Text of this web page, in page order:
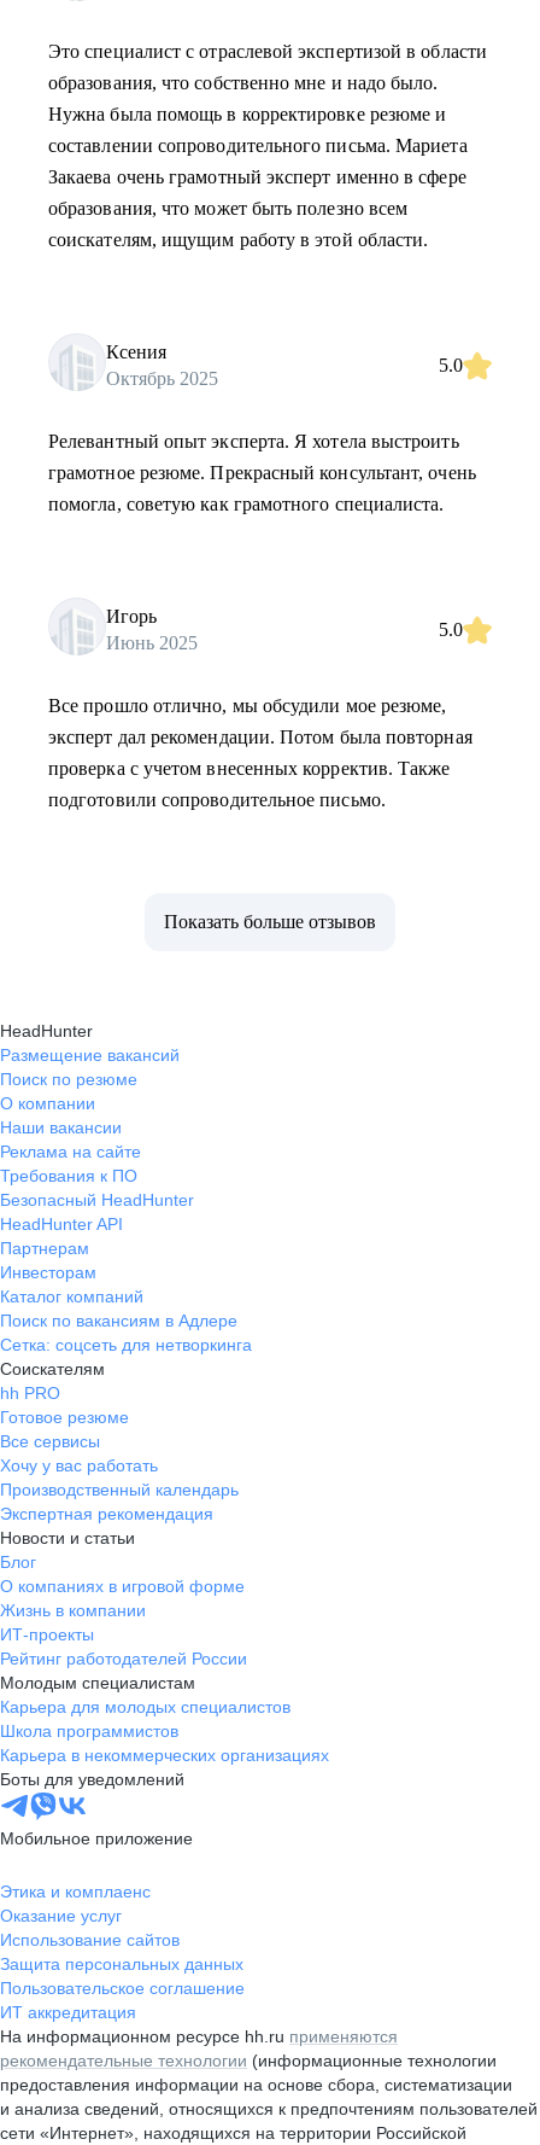
Это специалист с отраслевой экспертизой в области
образования, что собственно мне и надо было.
Нужна была помощь в корректировке резюме и
составлении сопроводительного письма. Мариета
Закаева очень грамотный эксперт именно в сфере
образования, что может быть полезно всем
соискателям, ищущим работу в этой области.
Ксения
Октябрь 2025
5.0
Релевантный опыт эксперта. Я хотела выстроить
грамотное резюме. Прекрасный консультант, очень
помогла, советую как грамотного специалиста.
Игорь
Июнь 2025
5.0
Все прошло отлично, мы обсудили мое резюме,
эксперт дал рекомендации. Потом была повторная
проверка с учетом внесенных корректив. Также
подготовили сопроводительное письмо.
Показать больше отзывов
HeadHunter
Размещение вакансий
Поиск по резюме
О компании
Наши вакансии
Реклама на сайте
Требования к ПО
Безопасный HeadHunter
HeadHunter API
Партнерам
Инвесторам
Каталог компаний
Поиск по вакансиям в Адлере
Сетка: соцсеть для нетворкинга
Соискателям
hh PRO
Готовое резюме
Все сервисы
Хочу у вас работать
Производственный календарь
Экспертная рекомендация
Новости и статьи
Блог
О компаниях в игровой форме
Жизнь в компании
ИТ-проекты
Рейтинг работодателей России
Молодым специалистам
Карьера для молодых специалистов
Школа программистов
Карьера в некоммерческих организациях
Боты для уведомлений
Мобильное приложение
Этика и комплаенс
Оказание услуг
Использование сайтов
Защита персональных данных
Пользовательское соглашение
ИТ аккредитация
На информационном ресурсе hh.ru применяются
рекомендательные технологии (информационные технологии
предоставления информации на основе сбора, систематизации
и анализа сведений, относящихся к предпочтениям пользователей
сети «Интернет», находящихся на территории Российской